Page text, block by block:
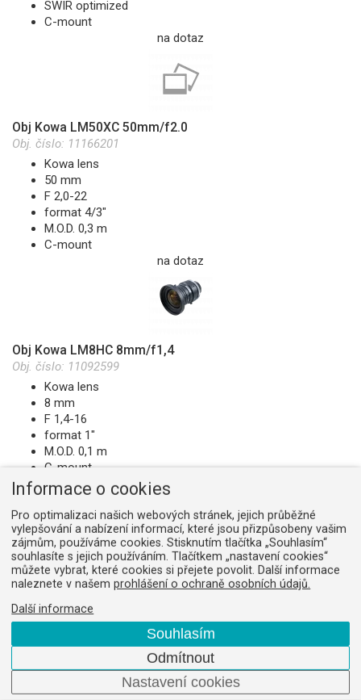
SWIR optimized
C-mount
na dotaz
Obj Kowa LM50XC 50mm/f2.0
Obj. číslo: 11166201
Kowa lens
50 mm
F 2,0-22
format 4/3"
M.O.D. 0,3 m
C-mount
na dotaz
Obj Kowa LM8HC 8mm/f1,4
Obj. číslo: 11092599
Kowa lens
8 mm
F 1,4-16
format 1"
M.O.D. 0,1 m
C-mount
na dotaz
Obj Kowa LM8JC10M 8,5mm/1,8
Obj. číslo:11091819
Kowa lens
8,5 mm
M.O.D. 0,1 m
locating screw for aperture and focus
Informace o cookies
Pro optimalizaci našich webových stránek, jejich průběžné
vylepšování a nabízení informací, které jsou přizpůsobeny vašim
zájmům, používáme cookies. Stisknutím tlačítka „Souhlasím“
souhlasíte s jejich používáním. Tlačítkem „nastavení cookies“
můžete vybrat, které cookies si přejete povolit. Další informace
naleznete v našemprohlášení o ochraně osobních údajů.
Další informace
Souhlasím
Odmítnout
Nastavení cookies